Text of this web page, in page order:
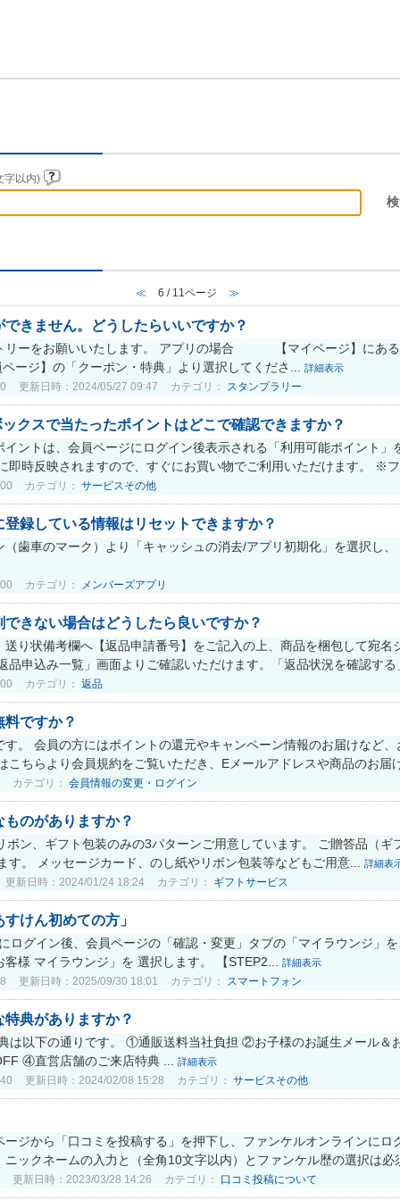
字以内)
≪ 6 / 11ページ ≫
きません。どうしたらいいですか？
リーをお願いいたします。 アプリの場合 【マイページ】にある
】の「クーポン・特典」より選択してくださ...
詳細表示
更新日時：2024/05/27 09:47 カテゴリ： スタンプラリー
クスで当たったポイントはどこで確認できますか？
ントは、会員ページにログイン後表示される「利用可能ポイント
即時反映されますので、すぐにお買い物でご利用いただけます。 ※
カテゴリ： サービスその他
録している情報はリセットできますか？
歯車のマーク）より「キャッシュの消去/アプリ初期化」を選択し
カテゴリ： メンバーズアプリ
きない場合はどうしたら良いですか？
り状備考欄へ【返品申請番号】をご記入の上、商品を梱包して宛
申込み一覧」画面よりご確認いただけます。「返品状況を確認す
カテゴリ： 返品
ですか？
。 会員の方にはポイントの還元やキャンペーン情報のお届けなど
こちらより会員規約をご覧いただき、Eメールアドレスや商品のお届
カテゴリ： 会員情報の変更・ログイン
のがありますか？
ボン、ギフト包装のみの3パターンご用意しています。 ご贈答品（
す。 メッセージカード、のし紙やリボン包装等などもご用意...
詳細表
更新日時：2024/01/24 18:24 カテゴリ： ギフトサービス
けん初めての方」
ログイン後、会員ページの「確認・変更」タブの「マイラウンジ」
様 マイラウンジ」を 選択します。 【STEP2...
詳細表示
更新日時：2025/09/30 18:01 カテゴリ： スマートフォン
典がありますか？
は以下の通りです。 ①通販送料当社負担 ②お子様のお誕生メール＆
④直営店舗のご来店特典 ...
詳細表示
更新日時：2024/02/08 15:28 カテゴリ： サービスその他
ジから「口コミを投稿する」を押下し、ファンケルオンラインに
ックネームの入力と（全角10文字以内）とファンケル歴の選択は
更新日時：2023/03/28 14:26 カテゴリ： 口コミ投稿について